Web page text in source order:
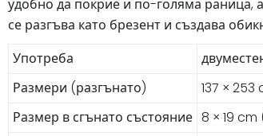
удобно да покрие и по-голяма раница,
се разгъва като брезент и създава
Употреба
Размери (разгънато)
137 × 253
Размер в сгънато състояние 8 × 19 cm